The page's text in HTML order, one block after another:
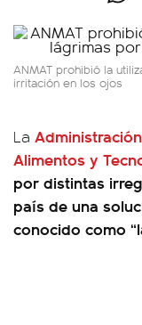
ANMAT prohibió la
irritación en los ojos
La
Alimentos y
por distintas
país de una
conocido como